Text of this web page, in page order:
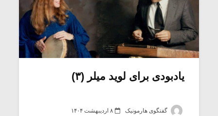
یادبودی برای لوید میلر (۳)
گفتگوی هارمونیک ۸ اردیبهشت ۱۴۰۴